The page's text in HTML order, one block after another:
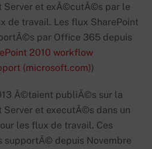
Server et exÃ©cutÃ©s par le
de travail. Les flux SharePoint
par Office 365 depuis
2010 workflow
(microsoft.com))
Ã©taient publiÃ©s sur la
et executÃ©s dans un
les flux de travail. Ces
supportÃ© depuis Novembre